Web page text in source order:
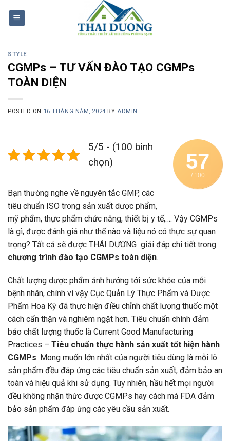
STYLE
CGMPs – TƯ VẤN ĐÀO TẠO CGMPs
TOÀN DIỆN
POSTED ON 16 THÁNG NĂM, 2024 BY ADMIN
57
/ 100
5/5 - (100 bình
chọn)
Bạn thường nghe về nguyên tắc GMP, các
tiêu chuẩn ISO trong sản xuất dược phẩm,
mỹ phẩm, thực phẩm chức năng, thiết bị y tế,…. Vậy CGMPs
là gì, được đánh giá như thế nào và liệu nó có thực sự quan
trọng? Tất cả sẽ được THÁI DƯƠNG giải đáp chi tiết trong
chương trình đào tạo CGMPs toàn diện.
Chất lượng dược phẩm ảnh hưởng tới sức khỏe của mỗi
bệnh nhân, chính vì vậy Cục Quản Lý Thực Phẩm và Dược
Phẩm Hoa Kỳ đã thực hiện điều chỉnh chất lượng thuốc một
cách cẩn thận và nghiêm ngặt hơn. Tiêu chuẩn chính đảm
bảo chất lượng thuốc là Current Good Manufacturing
Practices – Tiêu chuẩn thực hành sản xuất tốt hiện hành
CGMPs. Mong muốn lớn nhất của người tiêu dùng là mỗi lô
sản phẩm đều đáp ứng các tiêu chuẩn sản xuất, đảm bảo an
toàn và hiệu quả khi sử dụng. Tuy nhiên, hầu hết mọi người
đều không nhận thức được CGMPs hay cách mà FDA đảm
bảo sản phẩm đáp ứng các yêu cầu sản xuất.